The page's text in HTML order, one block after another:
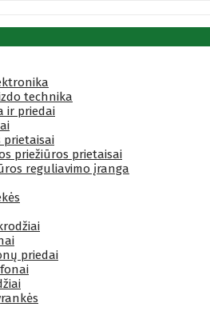
technika
ir priedai
prietaisai
priežiūros prietaisai
reguliavimo įranga
priedai